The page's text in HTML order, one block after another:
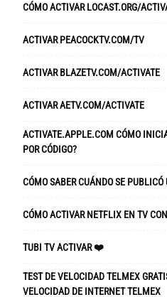
CÓMO ACTIVAR LOCAST.ORG/
ACTIVAR PEACOCKTV.COM/TV
ACTIVAR BLAZETV.COM/ACTIVATE
ACTIVAR AETV.COM/ACTIVATE
ACTIVATE.APPLE.COM CÓMO
POR CÓDIGO?
CÓMO SABER CUÁNDO SE
CÓMO ACTIVAR NETFLIX EN TV
TUBI TV ACTIVAR ❤️
TEST DE VELOCIDAD TELMEX
VELOCIDAD DE INTERNET TELMEX